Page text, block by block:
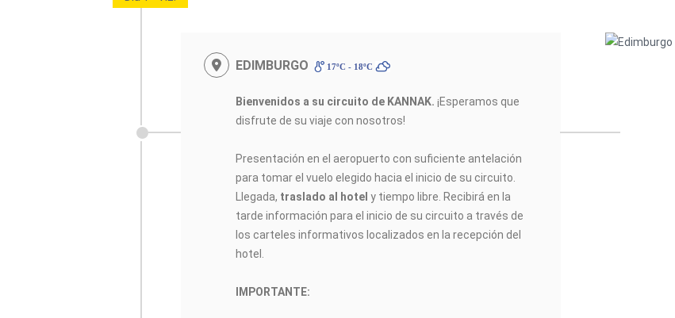
EDIMBURGO 17ºC - 18ºC
Bienvenidos a su circuito de KANNAK.¡Esperamos que
disfrute de su viaje con nosotros!
Presentación en el aeropuerto con suficiente antelación
para tomar el vuelo elegido hacia el inicio de su circuito.
Llegada, traslado al hotely tiempo libre. Recibirá en la
tarde información para el inicio de su circuito a través de
los carteles informativos localizados en la recepción del
hotel.
IMPORTANTE: